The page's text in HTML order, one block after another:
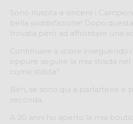
Sono riuscita a vincere i
bella soddisfazione! Dopo
trovata però ad affrontare una
Continuare a sciare inseguendo i
oppure seguire la mia strada
come stilista?
Beh, se sono qui a parlartene è
seconda.
A 20 anni ho aperto la mia